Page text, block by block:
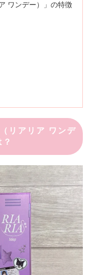
ワンデー）」の特徴
リアリア ワンデ